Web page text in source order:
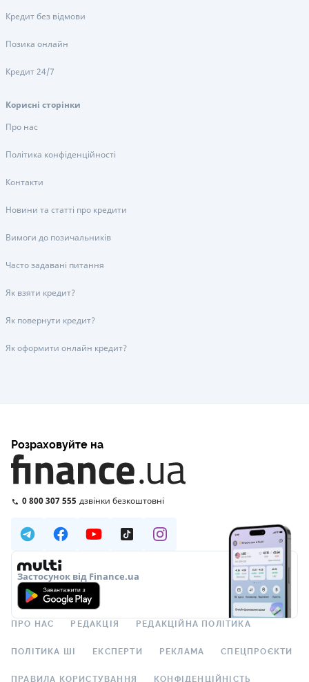
Кредит без відмови
Позика онлайн
Кредит 24/7
Корисні сторінки
Про нас
Політика конфіденційності
Контакти
Новини та статті про кредити
Вимоги до позичальників
Часто задавані питання
Як взяти кредит?
Як повернути кредит?
Як оформити онлайн кредит?
Розраховуйте на
0 800 307 555 дзвінки безкоштовні
Застосунок від Finance.ua
ПРО НАС РЕДАКЦІЯ РЕДАКЦІЙНА ПОЛІТИКА
ПОЛІТИКА ШІ ЕКСПЕРТИ РЕКЛАМА СПЕЦПРОЄКТИ
ПРАВИЛА КОРИСТУВАННЯ КОНФІДЕНЦІЙНІСТЬ